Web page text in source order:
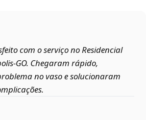
com o serviço no Residencial
Chegaram rápido,
no vaso e solucionaram